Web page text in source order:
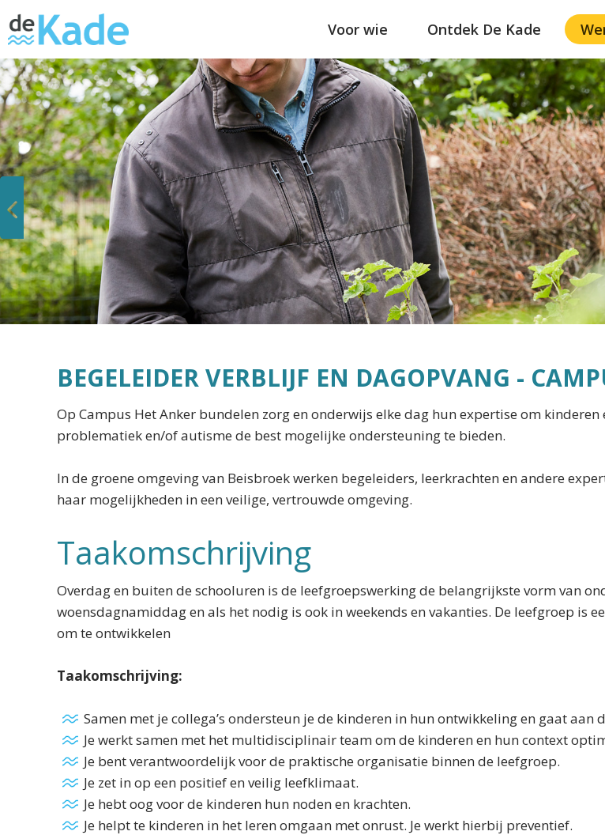
Voor wie Ontdek De Kade
Vorige
BEGELEIDER VERBLIJF EN DAGOPVANG -
Op Campus Het Anker bundelen zorg en onderwijs elke dag hun expertise om
problematiek en/of autisme de best mogelijke ondersteuning te bieden.
In de groene omgeving van Beisbroek werken begeleiders, leerkrachten en andere
haar mogelijkheden in een veilige, vertrouwde omgeving.
Taakomschrijving
Overdag en buiten de schooluren is de leefgroepswerking de belangrijkste vorm van
woensdagnamiddag en als het nodig is ook in weekends en vakanties. De leefgroep is
om te ontwikkelen
Taakomschrijving:
Samen met je collega’s ondersteun je de kinderen in hun ontwikkeling en gaat aan
Je werkt samen met het multidisciplinair team om de kinderen en hun context
Je bent verantwoordelijk voor de praktische organisatie binnen de leefgroep.
Je zet in op een positief en veilig leefklimaat.
Je hebt oog voor de kinderen hun noden en krachten.
Je helpt te kinderen in het leren omgaan met onrust. Je werkt hierbij preventief.